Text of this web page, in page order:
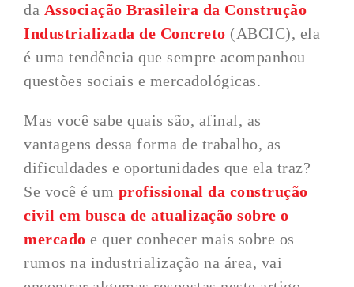
da Associação Brasileira da Construção
Industrializada de Concreto (ABCIC), ela
é uma tendência que sempre acompanhou
questões sociais e mercadológicas.
Mas você sabe quais são, afinal, as
vantagens dessa forma de trabalho, as
dificuldades e oportunidades que ela traz?
Se você é um profissional da construção
civil em busca de atualização sobre o
mercado e quer conhecer mais sobre os
rumos na industrialização na área, vai